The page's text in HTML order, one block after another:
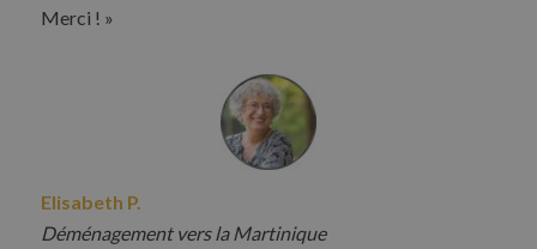
Merci ! »
Elisabeth P.
Déménagement vers la Martinique